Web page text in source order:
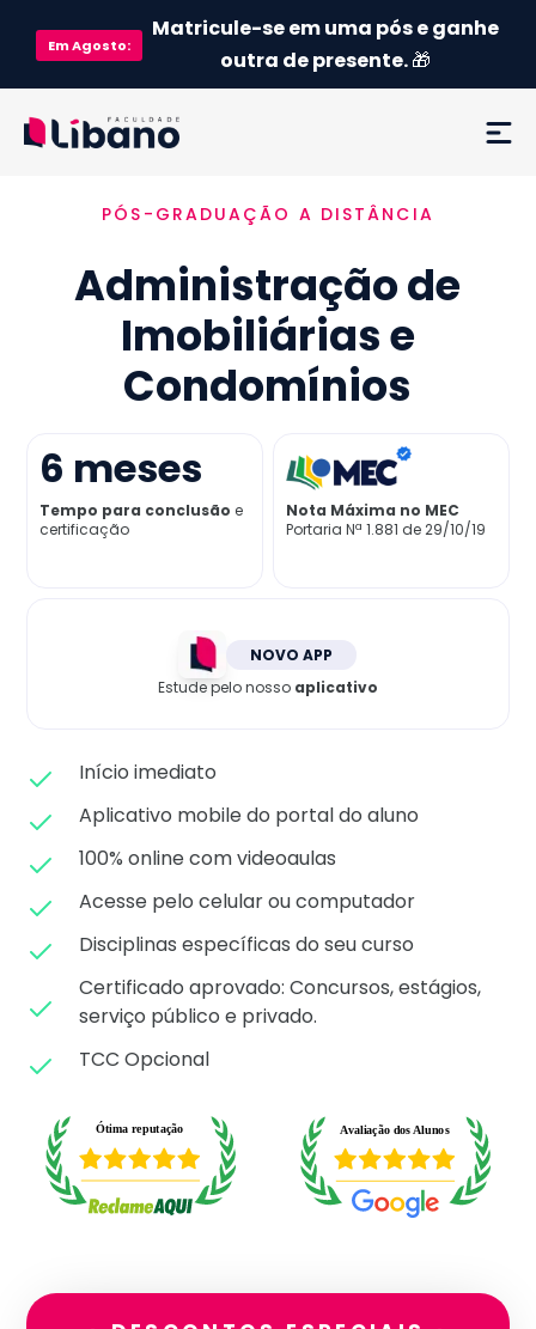
EmAgosto:
Matricule-se em uma pós e ganhe
outra de presente.🎁
Ementa
Como funciona
Credenciamento MEC
Já sou aluno
PÓS-GRADUAÇÃO A DISTÂNCIA
Administração de
Imobiliárias e
Condomínios
6 meses
Tempo para conclusão e
certificação
Nota Máxima no MEC
Portaria Nª 1.881 de 29/10/19
NOVO APP
Estude pelo nosso aplicativo
Início imediato
Aplicativo mobile do portal do aluno
100% online com videoaulas
Acesse pelo celular ou computador
Disciplinas específicas do seu curso
Certificado aprovado: Concursos, estágios,
serviço público e privado.
TCC Opcional